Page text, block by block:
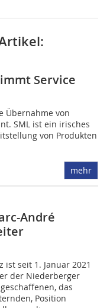
Service
Übernahme von
SML ist ein irisches
von Produkten
mehr
André
ist seit 1. Januar 2021
der Niederberger
das
Position